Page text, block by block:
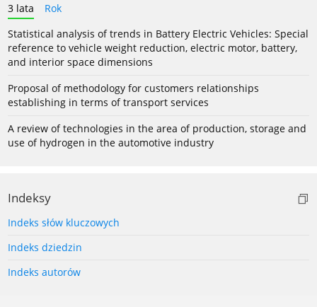
3 lata
Rok
Statistical analysis of trends in Battery Electric Vehicles: Special
reference to vehicle weight reduction, electric motor, battery,
and interior space dimensions
Proposal of methodology for customers relationships
establishing in terms of transport services
A review of technologies in the area of production, storage and
use of hydrogen in the automotive industry
Indeksy
Indeks słów kluczowych
Indeks dziedzin
Indeks autorów